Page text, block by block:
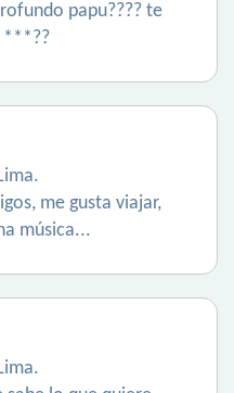
papu???? te
***??
me gusta viajar,
música...